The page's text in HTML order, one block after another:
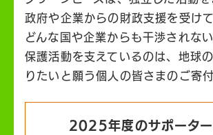
政府や企業からの財政支援を受けて
どんな国や企業からも干渉されな
保護活動を支えているのは、地球
りたいと願う個人の皆さまのご寄付
2025年度のサポータ